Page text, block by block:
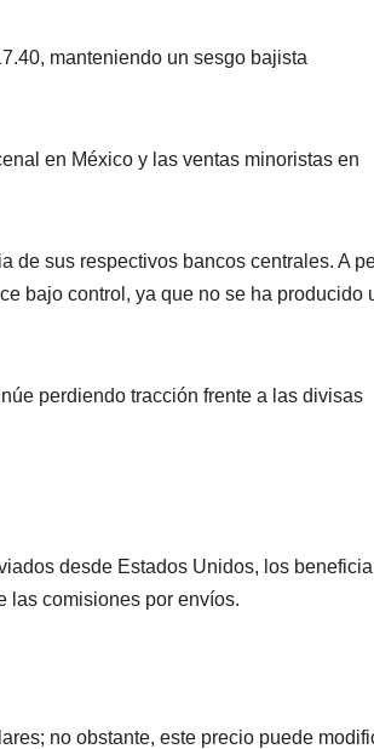
manteniendo un sesgo bajista
en México y las ventas minoristas en
de sus respectivos bancos centrales. A
bajo control, ya que no se ha producido
perdiendo tracción frente a las divisas
desde Estados Unidos, los
las comisiones por envíos.
no obstante, este precio puede